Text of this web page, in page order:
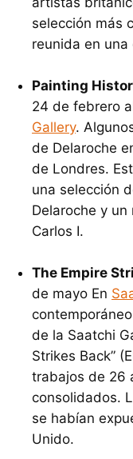
selección más
reunida en una
Painting
24 de febrero
Gallery.
de Delaroche
de Londres.
una selección
Delaroche y
Carlos I.
The Empire
de mayo En
de la Saatchi
Strikes Back”
trabajos de 26
consolidados.
se habían
Unido.